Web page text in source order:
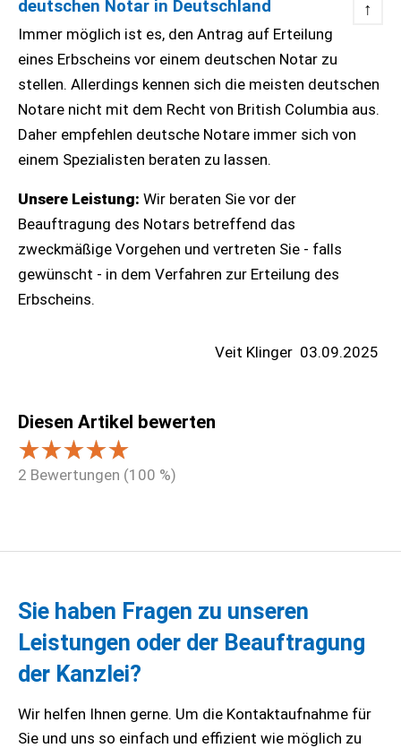
deutschen Notar in Deutschland
↑
Immer möglich ist es, den Antrag auf Erteilung
eines Erbscheins vor einem deutschen Notar zu
stellen. Allerdings kennen sich die meisten deutschen
Notare nicht mit dem Recht von British Columbia aus.
Daher empfehlen deutsche Notare immer sich von
einem Spezialisten beraten zu lassen.
Unsere Leistung: Wir beraten Sie vor der
Beauftragung des Notars betreffend das
zweckmäßige Vorgehen und vertreten Sie - falls
gewünscht - in dem Verfahren zur Erteilung des
Erbscheins.
Veit Klinger 03.09.2025
Diesen Artikel bewerten
2 Bewertungen (100 %)
Sie haben Fragen zu unseren
Leistungen oder der Beauftragung
der Kanzlei?
Wir helfen Ihnen gerne. Um die Kontaktaufnahme für
Sie und uns so einfach und effizient wie möglich zu